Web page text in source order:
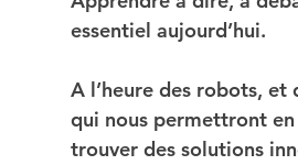
essentiel aujourd’hui.
A l’heure des robots, et
qui nous permettront
trouver des solutions